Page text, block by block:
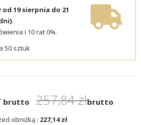
19 sierpnia do 21
i 10 rat 0%.
50 sztuk
brutto 257,84 złbrutto
obniżką : 227,14 zł